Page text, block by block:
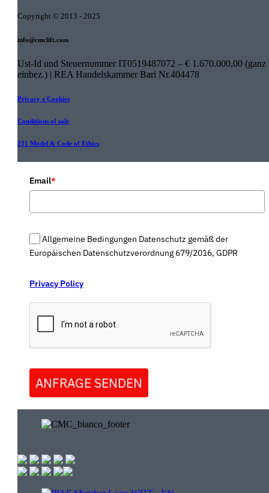
Copyright © 2013 - 2025
info@cmclift.com
Ust-Id und Steuernummer IT0519487072 – € 1.670.000,00 (ganz
einbez.) | REA Handelskammer Bari Nr.404478
Privacy e Cookies
Conditions of sale
231 Model & Code of Ethics
Email*
Allgemeine Bedingungen Datenschutz gemäß der
Europäischen Datenschutzverordnung 679/2016, GDPR
Privacy Policy
ANFRAGE SENDEN